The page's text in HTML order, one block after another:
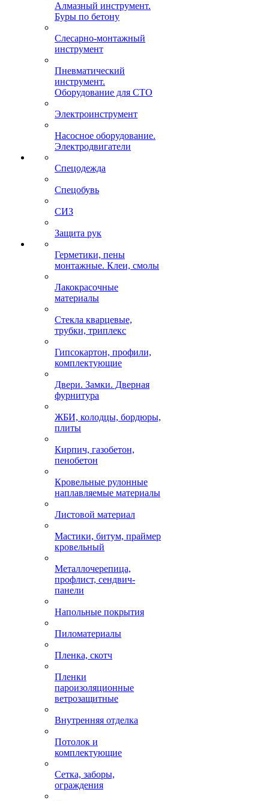
Алмазный инструмент.
Буры по бетону
Слесарно-монтажный
инструмент
Пневматический
инструмент.
Оборудование для СТО
Электроинструмент
Насосное оборудование.
Электродвигатели
Спецодежда
Спецобувь
СИЗ
Защита рук
Герметики, пены
монтажные. Клеи, смолы
Лакокрасочные
материалы
Стекла кварцевые,
трубки, триплекс
Гипсокартон, профили,
комплектующие
Двери. Замки. Дверная
фурнитура
ЖБИ, колодцы, бордюры,
плиты
Кирпич, газобетон,
пенобетон
Кровельные рулонные
наплавляемые материалы
Листовой материал
Мастики, битум, праймер
кровельный
Металлочерепица,
профлист, сендвич-
панели
Напольные покрытия
Пиломатериалы
Пленка, скотч
Пленки
пароизоляционные
ветрозащитные
Внутренняя отделка
Потолок и
комплектующие
Сетка, заборы,
ограждения